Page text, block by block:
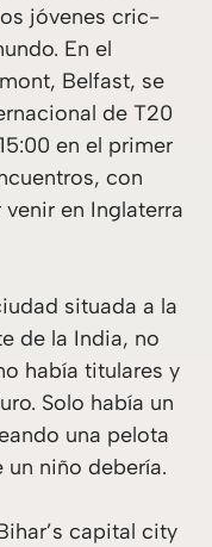
jóvenes cric­
En el
Belfast, se
de T20
en el primer
con
en Inglaterra
situada a la
de la India, no
había titulares y
Solo había un
una pelota
niño debería.
capital city